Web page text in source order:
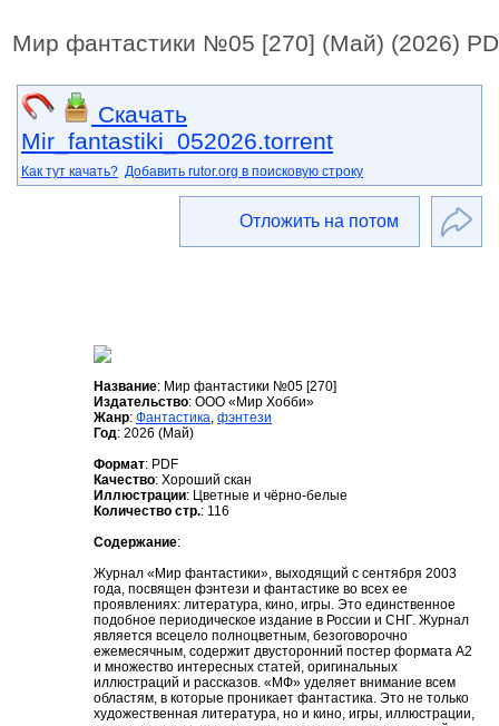
Мир фантастики №05 [270] (Май) (2026)
Скачать
Mir_fantastiki_052026.torrent
Как тут качать? Добавить rutor.org в поисковую строку
Отложить на потом
Название: Мир фантастики №05 [270]
Издательство: ООО «Мир Хобби»
Жанр: Фантастика, фэнтези
Год: 2026 (Май)
Формат: PDF
Качество: Хороший скан
Иллюстрации: Цветные и чёрно-белые
Количество стр.: 116
Содержание:
Журнал «Мир фантастики», выходящий с сентября 2003
года, посвящен фэнтези и фантастике во всех ее
проявлениях: литература, кино, игры. Это единственное
подобное периодическое издание в России и СНГ. Журнал
является всецело полноцветным, безоговорочно
ежемесячным, содержит двусторонний постер формата А2
и множество интересных статей, оригинальных
иллюстраций и рассказов. «МФ» уделяет внимание всем
областям, в которые проникает фантастика. Это не только
художественная литература, но и кино, игры, иллюстрации,